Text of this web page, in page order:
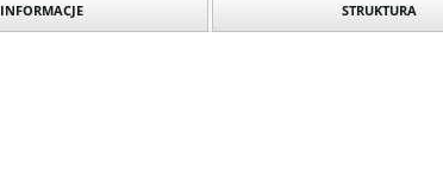
INFORMACJE STRUKTURA